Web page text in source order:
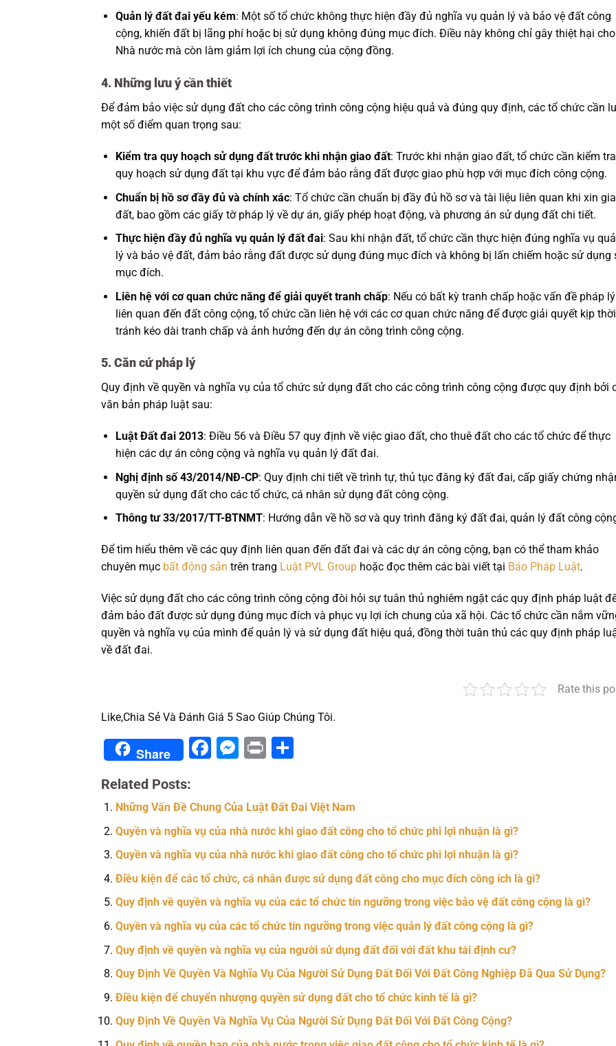
Quản lý đất đai yếu kém: Một số tổ chức không thực hiện đầy đủ nghĩa vụ quản lý và bảo vệ đất công
cộng, khiến đất bị lãng phí hoặc bị sử dụng không đúng mục đích. Điều này không chỉ gây thiệt hại cho
Nhà nước mà còn làm giảm lợi ích chung của cộng đồng.
4. Những lưu ý cần thiết
Để đảm bảo việc sử dụng đất cho các công trình công cộng hiệu quả và đúng quy định, các tổ chức cần
một số điểm quan trọng sau:
Kiểm tra quy hoạch sử dụng đất trước khi nhận giao đất: Trước khi nhận giao đất, tổ chức cần kiểm
quy hoạch sử dụng đất tại khu vực để đảm bảo rằng đất được giao phù hợp với mục đích công cộng.
Chuẩn bị hồ sơ đầy đủ và chính xác: Tổ chức cần chuẩn bị đầy đủ hồ sơ và tài liệu liên quan khi xin
đất, bao gồm các giấy tờ pháp lý về dự án, giấy phép hoạt động, và phương án sử dụng đất chi tiết.
Thực hiện đầy đủ nghĩa vụ quản lý đất đai: Sau khi nhận đất, tổ chức cần thực hiện đúng nghĩa vụ
lý và bảo vệ đất, đảm bảo rằng đất được sử dụng đúng mục đích và không bị lấn chiếm hoặc sử dụng
mục đích.
Liên hệ với cơ quan chức năng để giải quyết tranh chấp: Nếu có bất kỳ tranh chấp hoặc vấn đề pháp lý
liên quan đến đất công cộng, tổ chức cần liên hệ với các cơ quan chức năng để được giải quyết kịp
tránh kéo dài tranh chấp và ảnh hưởng đến dự án công trình công cộng.
5. Căn cứ pháp lý
Quy định về quyền và nghĩa vụ của tổ chức sử dụng đất cho các công trình công cộng được quy định bởi
văn bản pháp luật sau:
Luật Đất đai 2013: Điều 56 và Điều 57 quy định về việc giao đất, cho thuê đất cho các tổ chức để thực
hiện các dự án công cộng và nghĩa vụ quản lý đất đai.
Nghị định số 43/2014/NĐ-CP: Quy định chi tiết về trình tự, thủ tục đăng ký đất đai, cấp giấy chứng
quyền sử dụng đất cho các tổ chức, cá nhân sử dụng đất công cộng.
Thông tư 33/2017/TT-BTNMT: Hướng dẫn về hồ sơ và quy trình đăng ký đất đai, quản lý đất công
Để tìm hiểu thêm về các quy định liên quan đến đất đai và các dự án công cộng, bạn có thể tham khảo
chuyên mục bất động sản trên trang Luật PVL Group hoặc đọc thêm các bài viết tại Báo Pháp Luật.
Việc sử dụng đất cho các công trình công cộng đòi hỏi sự tuân thủ nghiêm ngặt các quy định pháp luật
đảm bảo đất được sử dụng đúng mục đích và phục vụ lợi ích chung của xã hội. Các tổ chức cần nắm
quyền và nghĩa vụ của mình để quản lý và sử dụng đất hiệu quả, đồng thời tuân thủ các quy định pháp
về đất đai.
Rate this
Like,Chia Sẻ Và Đánh Giá 5 Sao Giúp Chúng Tôi.
Share Facebook
Messenger
Print
Related Posts:
Những Vấn Đề Chung Của Luật Đất Đai Việt Nam
Quyền và nghĩa vụ của nhà nước khi giao đất công cho tổ chức phi lợi nhuận là gì?
Quyền và nghĩa vụ của nhà nước khi giao đất công cho tổ chức phi lợi nhuận là gì?
Điều kiện để các tổ chức, cá nhân được sử dụng đất công cho mục đích công ích là gì?
Quy định về quyền và nghĩa vụ của các tổ chức tín ngưỡng trong việc bảo vệ đất công cộng là gì?
Quyền và nghĩa vụ của các tổ chức tín ngưỡng trong việc quản lý đất công cộng là gì?
Quy định về quyền và nghĩa vụ của người sử dụng đất đối với đất khu tái định cư?
Quy Định Về Quyền Và Nghĩa Vụ Của Người Sử Dụng Đất Đối Với Đất Công Nghiệp Đã Qua Sử Dụng?
Điều kiện để chuyển nhượng quyền sử dụng đất cho tổ chức kinh tế là gì?
Quy Định Về Quyền Và Nghĩa Vụ Của Người Sử Dụng Đất Đối Với Đất Công Cộng?